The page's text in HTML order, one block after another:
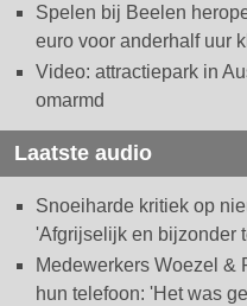
Spelen bij Beelen
euro voor anderhalf uur
Video: attractiepark in
omarmd
Laatste audio
Snoeiharde kritiek op
'Afgrijselijk en bijzonder
Medewerkers Woezel &
hun telefoon: 'Het was